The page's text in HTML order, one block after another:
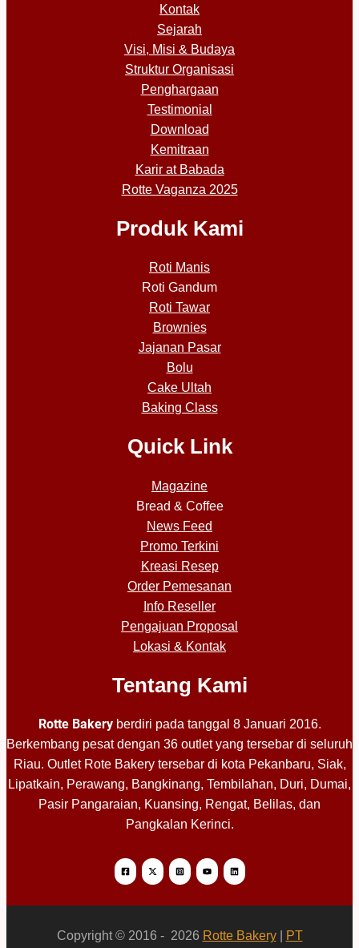
Kontak
Sejarah
Visi, Misi & Budaya
Struktur Organisasi
Penghargaan
Testimonial
Download
Kemitraan
Karir at Babada
Rotte Vaganza 2025
Produk Kami
Roti Manis
Roti Gandum
Roti Tawar
Brownies
Jajanan Pasar
Bolu
Cake Ultah
Baking Class
Quick Link
Magazine
Bread & Coffee
News Feed
Promo Terkini
Kreasi Resep
Order Pemesanan
Info Reseller
Pengajuan Proposal
Lokasi & Kontak
Tentang Kami
Rotte Bakeryberdiri pada tanggal 8 Januari 2016.
Berkembang pesat dengan 36 outlet yang tersebar di seluruh
Riau. Outlet Rote Bakery tersebar di kota Pekanbaru, Siak,
Lipatkain, Perawang, Bangkinang, Tembilahan, Duri, Dumai,
Pasir Pangaraian, Kuansing, Rengat, Belilas, dan
Pangkalan Kerinci.
Copyright © 2016 - 2026 Rotte Bakery|
PT